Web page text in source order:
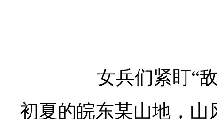
女兵们紧盯“
初夏的皖东某山地，